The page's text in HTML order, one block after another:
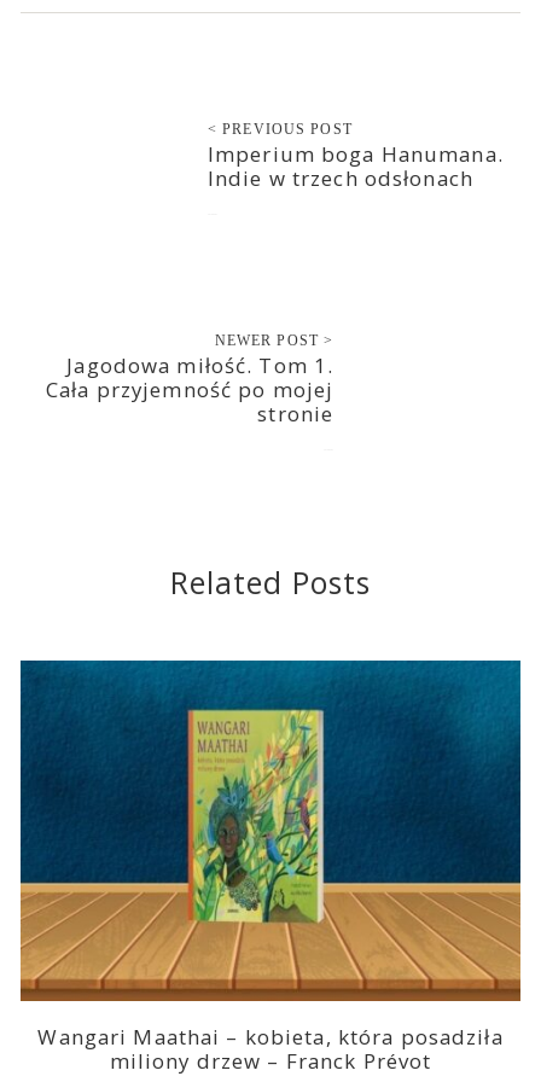
< PREVIOUS POST
Imperium boga Hanumana.
Indie w trzech odsłonach
NEWER POST >
Jagodowa miłość. Tom 1.
Cała przyjemność po mojej
stronie
Related Posts
Wangari Maathai – kobieta, która posadziła
miliony drzew – Franck Prévot